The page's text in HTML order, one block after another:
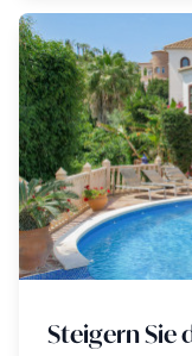
Steigern Sie